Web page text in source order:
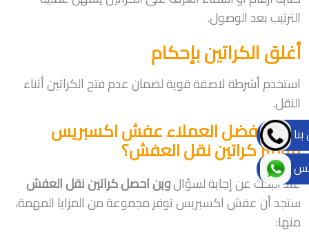
الترتيب بعد الوصول.
أغلق الكراتين بإحكام
استخدم أشرطة لاصقة قوية لضمان عدم فتح الكراتين أثناء
النقل.
لماذا يفضل العملاء عفش اكسبريس
لتوفير كراتين نقل العفش؟
عند البحث عن إجابة لسؤالوين احصل كراتين نقل العفش
ستجد أن عفش اكسبريس توفر مجموعة من المزايا المهمة،
منها: